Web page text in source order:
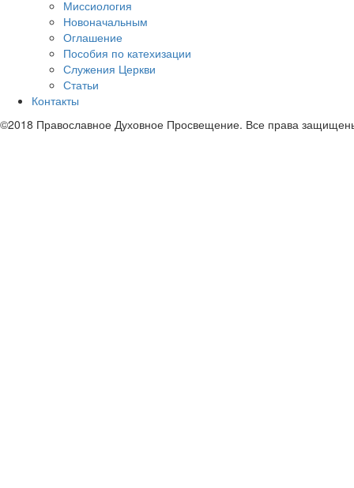
Миссиология
Новоначальным
Оглашение
Пособия по катехизации
Служения Церкви
Статьи
Контакты
©2018 Православное Духовное Просвещение. Все права